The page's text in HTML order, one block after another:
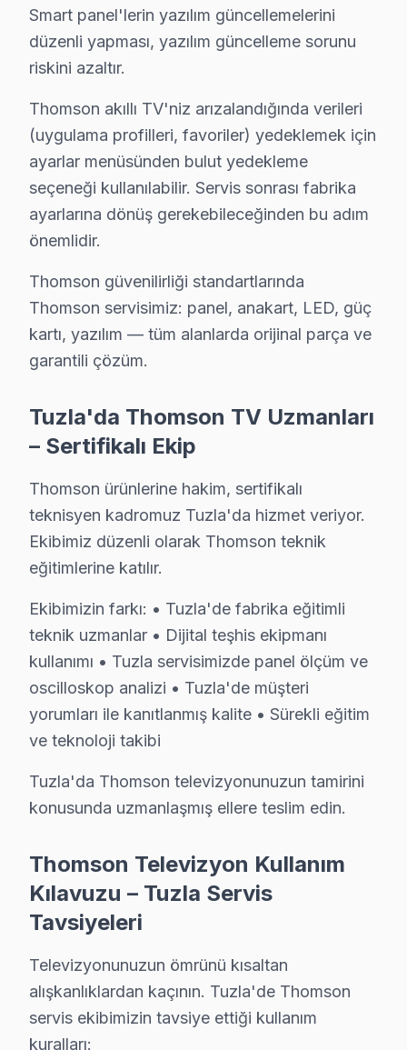
6. Tüm fonksiyonlar kapsamlı test edilir; garanti
Thomson ekran Bakım Tavsiyeleri
bu marka televizyon ünitesi'ler için en yaygın
bu cihaz akıllı TV'niz arızalandığında verileri
bu marka güvenilirliği standartlarında söz konusu
Tuzla'da Thomson TV Uzmanları – Sertifikalı
Thomson ürünlerine hakim, sertifikalı teknisyen
Ekibimizin farkı:
• Dijital teşhis ekipmanı kullanımı
• Tuzla servisimizde panel ölçüm ve oscilloskop
• Tuzla'de müşteri yorumları ile kanıtlanmış kalite
Tuzla'da Thomson televizyonunuzun tamirini
Thomson Televizyon Kullanım Kılavuzu –
Televizyonunuzun ömrünü kısaltan alışkanlıklardan
Teknisyen önerileri:
• Tuzla'de UPS veya gerilim regülatörü ile ani voltaj
• Tuzla'de arka havalandırma boşluğunu mobilya
• Yüksek nem ortamlarında Tuzla'de televizyon'yi
• Tuzla'de HDMI kablolarını çekip takmadan önce
• Tuzla'de Smart televizyon ünitesi uygulamalarını
• Tuzla'de ekran temizliği için yalnızca kuru ya da
Tuzla'da düzenli bakım ve doğru kullanım ile
Tuzla'da Thomson TV Yerinde Onarım –
Tuzla'da Thomson televizyonunuz arızalandığında
• Tuzla'de randevu sonrası 1-2 saat içinde kapınızda
• Tuzla servisimizde tüm marka ve model uyumluluğu
• Tuzla'de orijinal parça stok garantisi
• Tuzla'de fatura ve resmi garanti belgesi
Thomson LED TV ürünleriniz için Tuzla'de güvenilir
Smart panel'lerin yazılım güncellemelerini
düzenli yapması, yazılım güncelleme sorunu
riskini azaltır.
Thomson akıllı TV'niz arızalandığında verileri
(uygulama profilleri, favoriler) yedeklemek için
ayarlar menüsünden bulut yedekleme
seçeneği kullanılabilir. Servis sonrası fabrika
ayarlarına dönüş gerekebileceğinden bu adım
önemlidir.
Thomson güvenilirliği standartlarında
Thomson servisimiz: panel, anakart, LED, güç
kartı, yazılım — tüm alanlarda orijinal parça ve
garantili çözüm.
Tuzla'da Thomson TV Uzmanları
– Sertifikalı Ekip
Thomson ürünlerine hakim, sertifikalı
teknisyen kadromuz Tuzla'da hizmet veriyor.
Ekibimiz düzenli olarak Thomson teknik
eğitimlerine katılır.
Ekibimizin farkı: • Tuzla'de fabrika eğitimli
teknik uzmanlar • Dijital teşhis ekipmanı
kullanımı • Tuzla servisimizde panel ölçüm ve
oscilloskop analizi • Tuzla'de müşteri
yorumları ile kanıtlanmış kalite • Sürekli eğitim
ve teknoloji takibi
Tuzla'da Thomson televizyonunuzun tamirini
konusunda uzmanlaşmış ellere teslim edin.
Thomson Televizyon Kullanım
Kılavuzu – Tuzla Servis
Tavsiyeleri
Televizyonunuzun ömrünü kısaltan
alışkanlıklardan kaçının. Tuzla'de Thomson
servis ekibimizin tavsiye ettiği kullanım
kuralları: